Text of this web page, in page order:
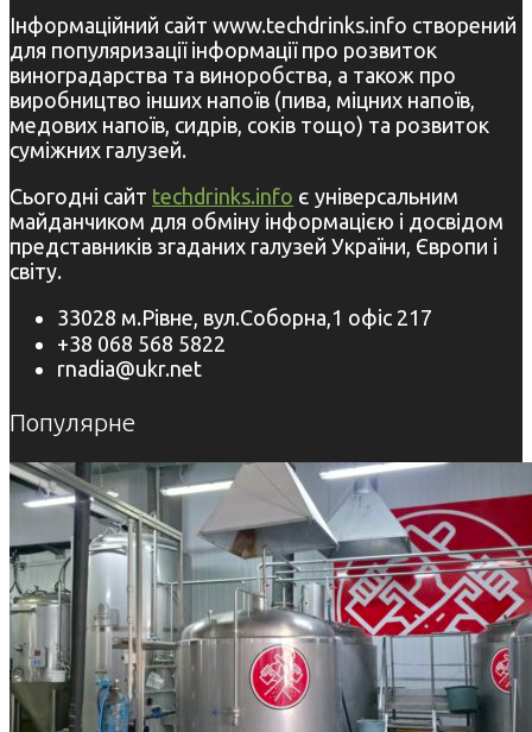
Інформаційний сайт www.techdrinks.info створений
для популяризації інформації про розвиток
виноградарства та виноробства, а також про
виробництво інших напоїв (пива, міцних напоїв,
медових напоїв, сидрів, соків тощо) та розвиток
суміжних галузей.
Сьогодні сайт techdrinks.info є універсальним
майданчиком для обміну інформацією і досвідом
представників згаданих галузей України, Європи і
світу.
33028 м.Рівне, вул.Соборна,1 офіс 217
+38 068 568 5822
rnadia@ukr.net
Популярне